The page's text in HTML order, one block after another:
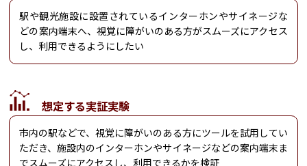
駅や観光施設に設置されているインターホンやサイネージな
どの案内端末へ、視覚に障がいのある方がスムーズにアクセス
し、利用できるようにしたい
想定する実証実験
市内の駅などで、視覚に障がいのある方にツールを試用してい
ただき、施設内のインターホンやサイネージなどの案内端末ま
でスムーズにアクセスし、利用できるかを検証